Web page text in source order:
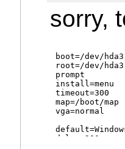
sorry,
boot=/dev/
root=/dev/
prompt
install=menu
timeout=300
map=/boot/map
vga=normal
delay=200